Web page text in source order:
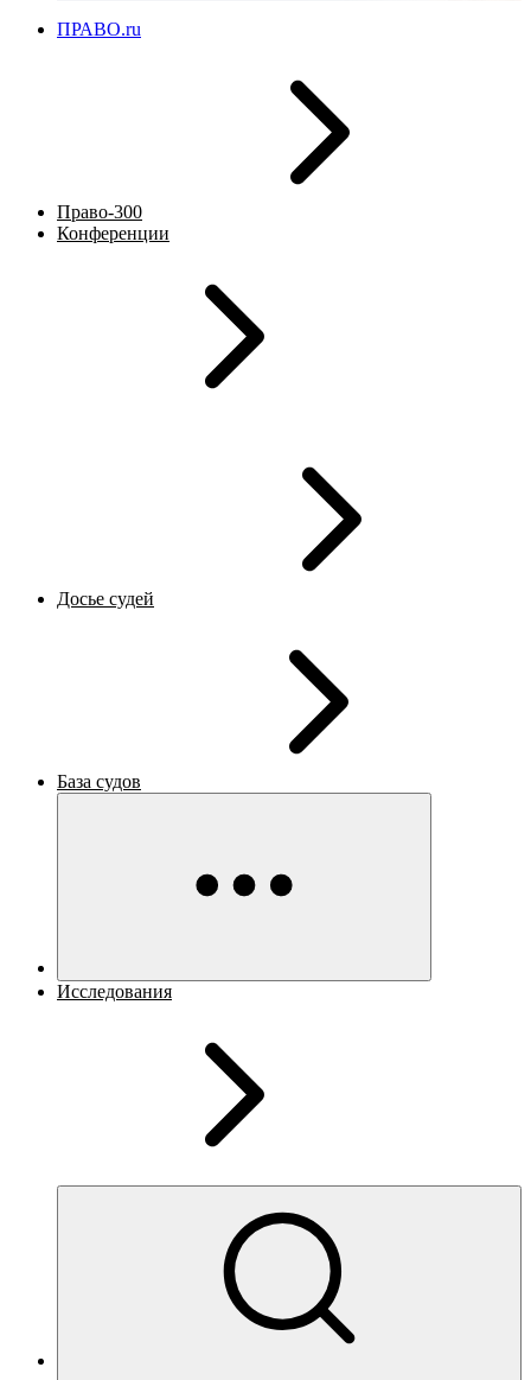
ПРАВО.ru
Право-300
Конференции
Досье судей
База судов
Исследования